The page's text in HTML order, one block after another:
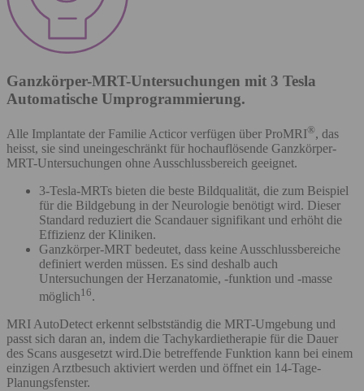
Ganzkörper-MRT-Untersuchungen mit 3 Tesla
Automatische Umprogrammierung.
Alle Implantate der Familie Acticor verfügen über ProMRI®, das
heisst, sie sind uneingeschränkt für hochauflösende Ganzkörper-
MRT-Untersuchungen ohne Ausschlussbereich geeignet.
3-Tesla-MRTs bieten die beste Bildqualität, die zum Beispiel
für die Bildgebung in der Neurologie benötigt wird. Dieser
Standard reduziert die Scandauer signifikant und erhöht die
Effizienz der Kliniken.
Ganzkörper-MRT bedeutet, dass keine Ausschlussbereiche
definiert werden müssen. Es sind deshalb auch
Untersuchungen der Herzanatomie, -funktion und -masse
möglich16.
MRI AutoDetect erkennt selbstständig die MRT-Umgebung und
passt sich daran an, indem die Tachykardietherapie für die Dauer
des Scans ausgesetzt wird.Die betreffende Funktion kann bei einem
einzigen Arztbesuch aktiviert werden und öffnet ein 14-Tage-
Planungsfenster.